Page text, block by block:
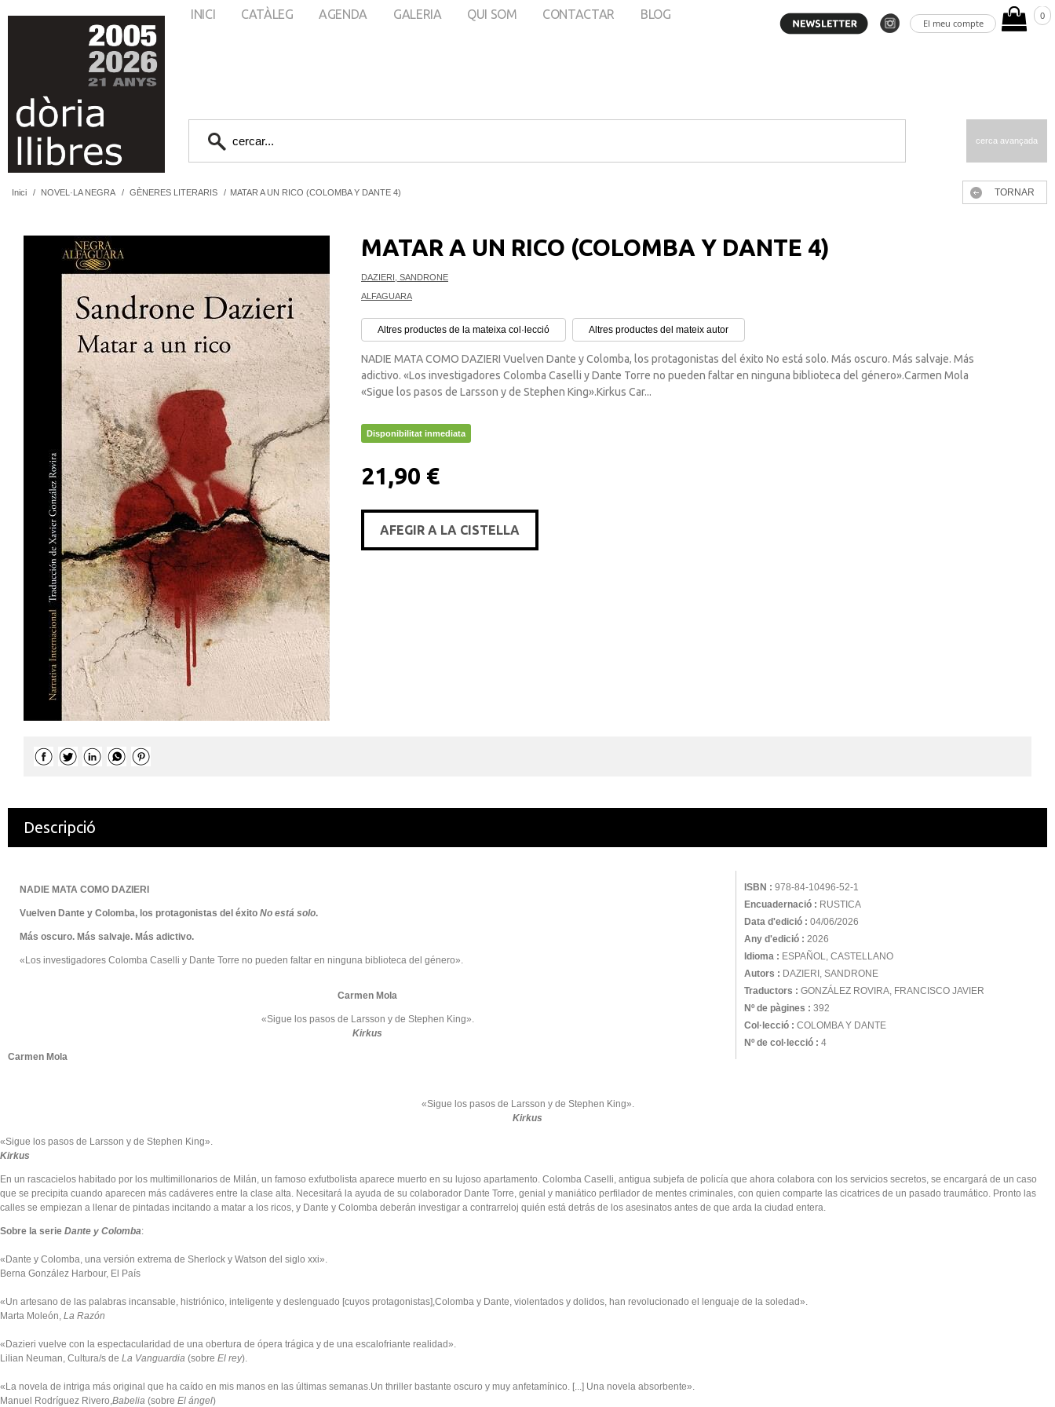
El meu compte
0
INICI CATÀLEG AGENDA GALERIA QUI SOM CONTACTAR BLOG
cerca avançada
Inici / NOVEL·LA NEGRA / GÈNERES LITERARIS / MATAR A UN RICO (COLOMBA Y DANTE 4) TORNAR
MATAR A UN RICO (COLOMBA Y DANTE 4)
DAZIERI, SANDRONE
ALFAGUARA
Altres productes de la mateixa col·lecció Altres productes del mateix autor
NADIE MATA COMO DAZIERI Vuelven Dante y Colomba, los protagonistas del éxito No está solo. Más oscuro. Más salvaje. Más
adictivo. «Los investigadores Colomba Caselli y Dante Torre no pueden faltar en ninguna biblioteca del género».Carmen Mola
«Sigue los pasos de Larsson y de Stephen King».Kirkus Car...
Disponibilitat inmediata
21,90 €
AFEGIR A LA CISTELLA
Descripció
ISBN : 978-84-10496-52-1
Encuadernació : RUSTICA
Data d'edició : 04/06/2026
Any d'edició : 2026
Idioma : ESPAÑOL, CASTELLANO
Autors : DAZIERI, SANDRONE
Traductors : GONZÁLEZ ROVIRA, FRANCISCO JAVIER
Nº de pàgines : 392
Col·lecció : COLOMBA Y DANTE
Nº de col·lecció : 4
NADIE MATA COMO DAZIERI
Vuelven Dante y Colomba, los protagonistas del éxito No está solo.
Más oscuro. Más salvaje. Más adictivo.
«Los investigadores Colomba Caselli y Dante Torre no pueden faltar en ninguna biblioteca del género».
Carmen Mola
«Sigue los pasos de Larsson y de Stephen King».
Kirkus
Carmen Mola
«Sigue los pasos de Larsson y de Stephen King».
Kirkus
«Sigue los pasos de Larsson y de Stephen King».
Kirkus
En un rascacielos habitado por los multimillonarios de Milán, un famoso exfutbolista aparece muerto en su lujoso apartamento. Colomba Caselli, antigua subjefa de policía que ahora colabora con los servicios secretos, se encargará de un caso
que se precipita cuando aparecen más cadáveres entre la clase alta. Necesitará la ayuda de su colaborador Dante Torre, genial y maniático perfilador de mentes criminales, con quien comparte las cicatrices de un pasado traumático. Pronto las
calles se empiezan a llenar de pintadas incitando a matar a los ricos, y Dante y Colomba deberán investigar a contrarreloj quién está detrás de los asesinatos antes de que arda la ciudad entera.
Sobre la serie Dante y Colomba:
«Dante y Colomba, una versión extrema de Sherlock y Watson del siglo xxi».
Berna González Harbour, El País
«Un artesano de las palabras incansable, histriónico, inteligente y deslenguado [cuyos protagonistas],Colomba y Dante, violentados y dolidos, han revolucionado el lenguaje de la soledad».
Marta Moleón, La Razón
«Dazieri vuelve con la espectacularidad de una obertura de ópera trágica y de una escalofriante realidad».
Lilian Neuman, Cultura/s de La Vanguardia (sobre El rey).
«La novela de intriga más original que ha caído en mis manos en las últimas semanas.Un thriller bastante oscuro y muy anfetamínico. [...] Una novela absorbente».
Manuel Rodríguez Rivero,Babelia (sobre El ángel)